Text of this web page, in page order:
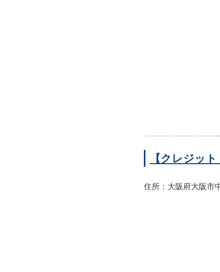
【クレジッ
住所：大阪府大阪市